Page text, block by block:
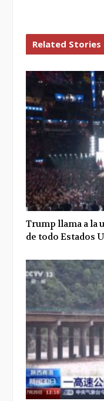
Related Stories
Trump llama a la
de todo Estados